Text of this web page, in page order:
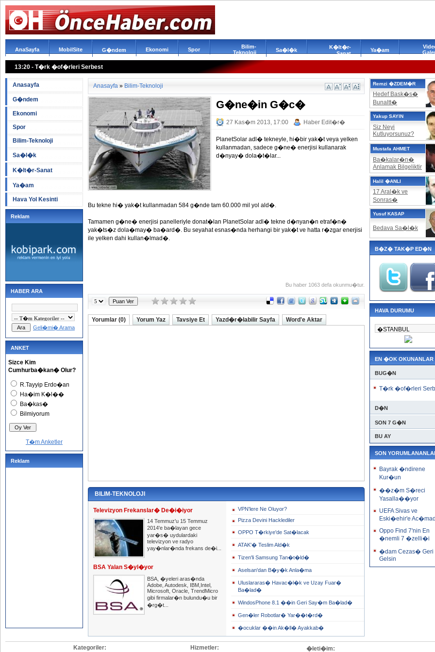
AnaSayfa MobilSite G�ndem Ekonomi Spor
Bilim-
Teknoloji
Sa�l�k
K�lt�r-
Sanat
Ya�am
13:20 - T�rk �of�rleri Serbest
Anasayfa
G�ndem
Ekonomi
Spor
Bilim-Teknoloji
Sa�l�k
K�lt�r-Sanat
Ya�am
Hava Yol Kesinti
Reklam
HABER ARA
Geli�mi� Arama
ANKET
Sizce Kim
Cumhurba�kan� Olur?
R.Tayyip Erdo�an
Ha�im K�l��
Ba�kas�
Bilmiyorum
T�m Anketler
Reklam
Anasayfa » Bilim-Teknoloji
G�ne�in G�c�
27 Kas�m 2013, 17:00 Haber Edit�r�
PlanetSolar adl� tekneyle, hi�bir yak�t veya yelken
kullanmadan, sadece g�ne� enerjisi kullanarak
d�nyay� dola�t�lar...
Bu tekne hi� yak�t kullanmadan 584 g�nde tam 60.000 mil yol ald�.
Tamamen g�ne� enerjisi panelleriyle donat�lan PlanetSolar adl� tekne d�nyan�n etraf�n�
yak�ts�z dola�may� ba�ard�. Bu seyahat esnas�nda herhangi bir yak�t ve hatta r�zgar enerjisi
ile yelken dahi kullan�lmad�.
Bu haber 1063 defa okunmu�tur.
Yorumlar (0) Yorum Yaz Tavsiye Et Yazd�r�labilir Sayfa Word'e Aktar
BILIM-TEKNOLOJI
Televizyon Frekanslar� De�i�iyor
14 Temmuz'u 15 Temmuz
2014'e ba�layan gece
yar�s� uydulardaki
televizyon ve radyo
yay�nlar�nda frekans de�i...
BSA Yalan S�yl�yor
BSA, �yeleri aras�nda
Adobe, Autodesk, IBM,Intel,
Microsoft, Oracle, TrendMicro
gibi firmalar�n bulundu�u bir
�rg�t...
VPN'lere Ne Oluyor?
Pizza Devini Hacklediler
OPPO T�rkiye'de Sat�lacak
ATAK'� Teslim Ald�k
Tizen'li Samsung Tan�t�ld�
Aselsan'dan B�y�k Anla�ma
Uluslararas� Havac�l�k ve Uzay Fuar�
Ba�lad�
WindosPhone 8.1 ��in Geri Say�m Ba�lad�
Gen�ler Robotlar� Yar��t�rd�
�ocuklar ��in Ak�ll� Ayakkab�
Remzi �ZDEM�R
Hedef Bask�s�
Bunaltt�
Yakup SAYIN
Siz Neyi
Kutluyorsunuz?
Mustafa AHMET
Ba�kalar�n�
Anlamak Bilgeliktir
Halil �ANLI
17 Aral�k ve
Sonras�
Yusuf KASAP
Bedava Sa�l�k
B�Z� TAK�P ED�N
HAVA DURUMU
EN �OK OKUNANLAR
BUG�N
T�rk �of�rleri
D�N
SON 7 G�N
BU AY
SON
Bayrak �ndirene
Kur�un
��z�m S�reci
Yasalla��yor
UEFA Sivas ve
Eski�ehir'e
Oppo Find 7'nin En
�nemli 7 �zelli�i
�dam Cezas� Geri
Gelsin
Kategoriler:
Hizmetler:
�leti�im: